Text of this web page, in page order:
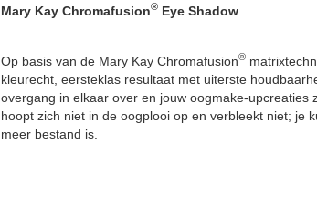
Mary Kay Chromafusion®Eye Shadow
Op basis van de Mary Kay Chromafusion®
kleurecht, eersteklas resultaat met uiterste
overgang in elkaar over en jouw oogmake-
hoopt zich niet in de oogplooi op en verbleekt niet; je
meer bestand is.